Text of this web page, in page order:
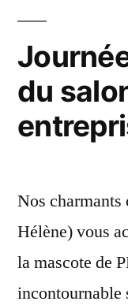
du
Nos
Hélène) vous
la mascote de
incontournable